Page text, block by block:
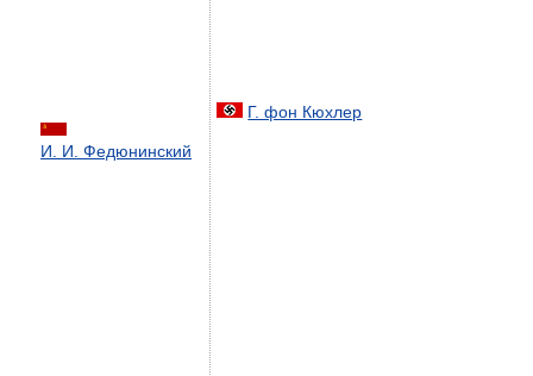
И. И. Федюнинский
Г. фон Кюхлер